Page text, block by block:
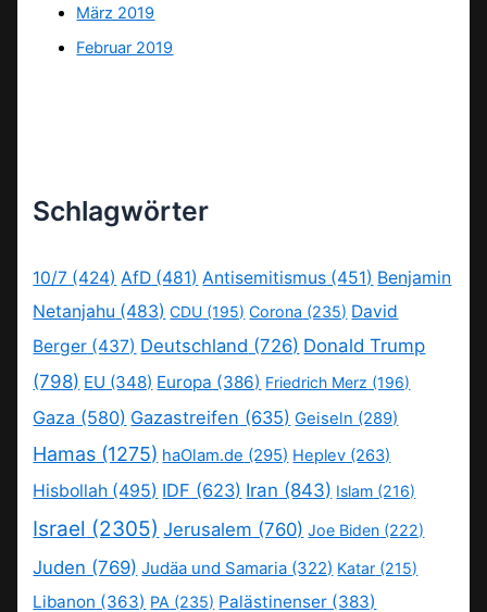
März 2019
Februar 2019
Schlagwörter
10/7 (424) AfD (481) Antisemitismus (451) Benjamin
Netanjahu (483) CDU (195) Corona (235) David
Berger (437) Deutschland (726) Donald Trump
(798) EU (348) Europa (386) Friedrich Merz (196)
Gaza (580) Gazastreifen (635) Geiseln (289)
Hamas (1275) haOlam.de (295) Heplev (263)
Hisbollah (495) IDF (623) Iran (843) Islam (216)
Israel (2305) Jerusalem (760) Joe Biden (222)
Juden (769) Judäa und Samaria (322) Katar (215)
Libanon (363) PA (235) Palästinenser (383)